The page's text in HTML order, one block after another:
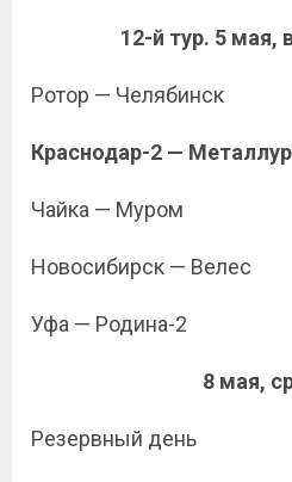
12-й тур. 5 мая,
Ротор — Челябинск
Краснодар-2 —
Чайка — Муром
Новосибирск — Велес
Уфа — Родина-2
8 мая,
Резервный день